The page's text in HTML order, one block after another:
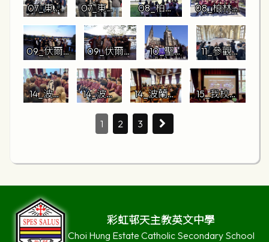
07_東邊
畫廊前
合照
07_東邊
畫廊前合
照3
08_柏林
自由大學
校園參觀
08_柏林自
由大學校園
參觀2
09_伏爾塔
瓦河畔合
照
09_伏爾塔
瓦河畔合
照2
10_聖維
特大教
堂建築
觀察
11_參觀布
拉格城堡
區.jpg
14_波蘭
14_波蘭
活動2
14_波蘭學
動4
15_我校學
1
2 3
彩虹邨天主教英文中學
Choi Hung Estate Catholic Secondary School